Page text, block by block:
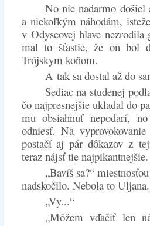
No nie nadarmo
a niekoľkým náhodám,
v Odyseovej hlave nezrodila
mal to šťastie, že on bol
Trójskym koňom.
A tak sa dostal až do
Sediac na studenej
čo najpresnejšie ukladal do
mu obsiahnuť nepodarí,
odniesť. Na
postačí aj pár dôkazov z
teraz nájsť tie najpikantnejšie.
„Bavíš sa?“
nadskočilo. Nebola to Uljana.
„Vy...“
„Môžem vďačiť len